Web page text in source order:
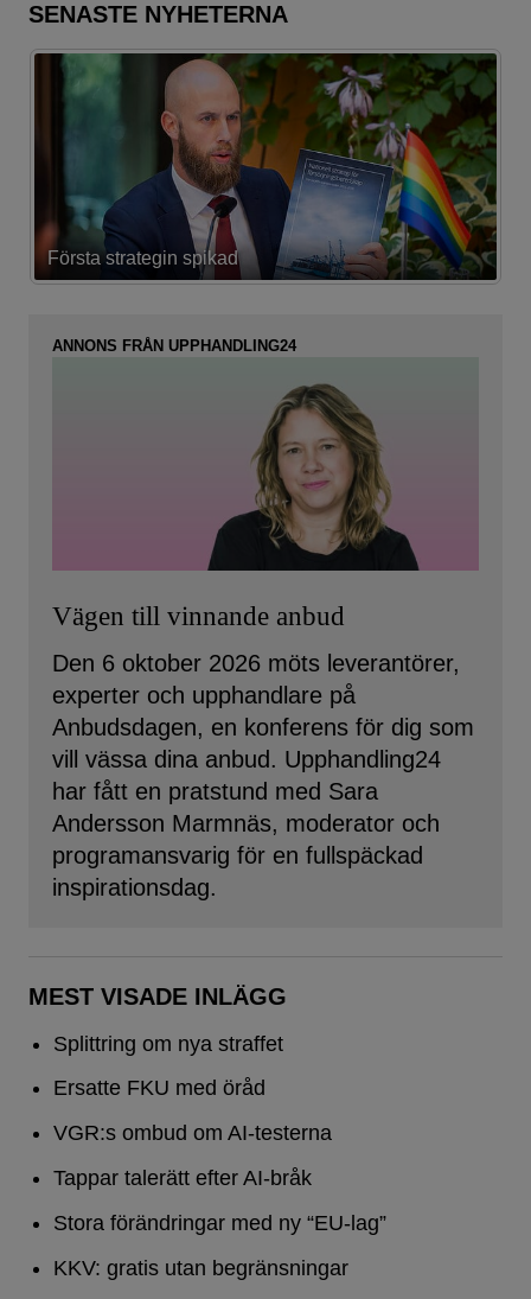
SENASTE NYHETERNA
Första strategin spikad
ANNONS FRÅN UPPHANDLING24
Vägen till vinnande anbud
Den 6 oktober 2026 möts leverantörer,
experter och upphandlare på
Anbudsdagen, en konferens för dig som
vill vässa dina anbud. Upphandling24
har fått en pratstund med Sara
Andersson Marmnäs, moderator och
programansvarig för en fullspäckad
inspirationsdag.
MEST VISADE INLÄGG
Splittring om nya straffet
Ersatte FKU med öråd
VGR:s ombud om AI-testerna
Tappar talerätt efter AI-bråk
Stora förändringar med ny “EU-lag”
KKV: gratis utan begränsningar